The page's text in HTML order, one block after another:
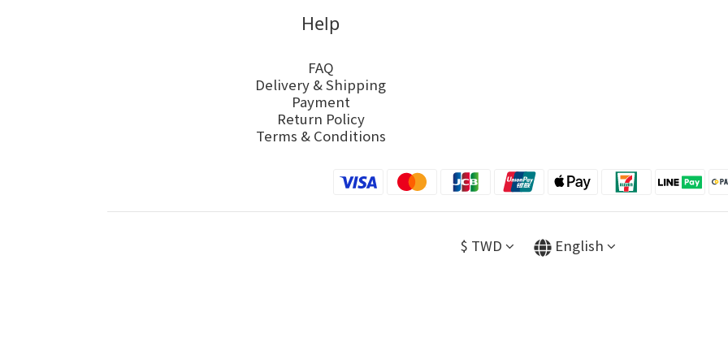
Help
FAQ
Delivery & Shipping
Payment
Return Policy
Terms & Conditions
$ TWD English